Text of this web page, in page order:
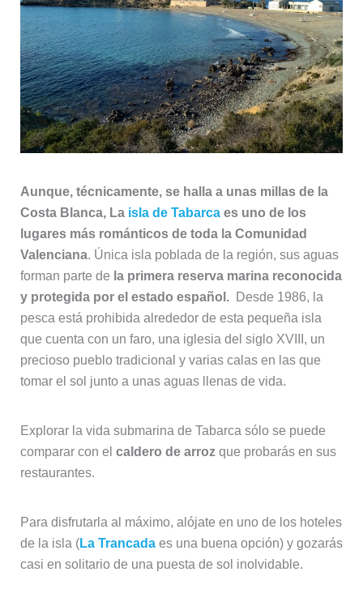
Aunque, técnicamente, se halla a unas millas de la
Costa Blanca, La isla de Tabarcaes uno de los
lugares más románticos de toda la Comunidad
Valenciana. Única isla poblada de la región, sus aguas
forman parte de la primera reserva marina reconocida
y protegida por el estado español.Desde 1986, la
pesca está prohibida alrededor de esta pequeña isla
que cuenta con un faro, una iglesia del siglo XVIII, un
precioso pueblo tradicional y varias calas en las que
tomar el sol junto a unas aguas llenas de vida.
Explorar la vida submarina de Tabarca sólo se puede
comparar con el caldero de arrozque probarás en sus
restaurantes.
Para disfrutarla al máximo, alójate en uno de los hoteles
de la isla ( La Trancadaes una buena opción) y gozarás
casi en solitario de una puesta de sol inolvidable.